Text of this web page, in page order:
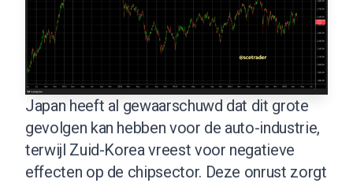
Japan heeft al gewaarschuwd dat dit grote
gevolgen kan hebben voor de auto-industrie,
terwijl Zuid-Korea vreest voor negatieve
effecten op de chipsector. Deze onrust zorgt